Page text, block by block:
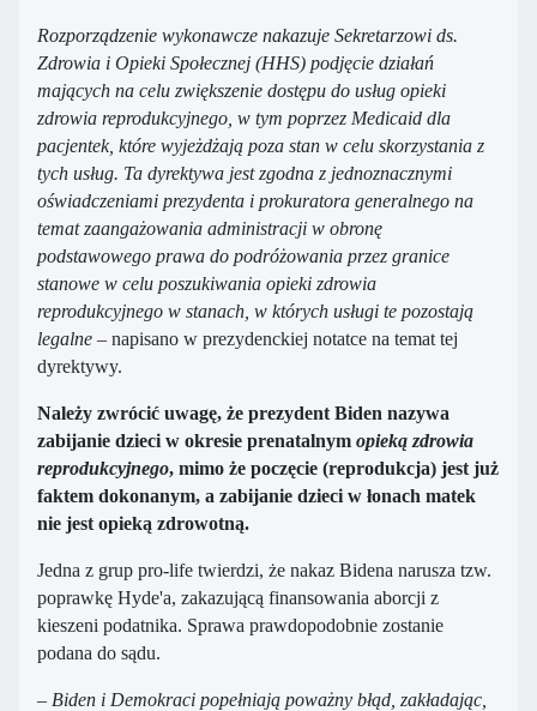
Rozporządzenie wykonawcze nakazuje Sekretarzowi ds.
Zdrowia i Opieki Społecznej (HHS) podjęcie działań
mających na celu zwiększenie dostępu do usług opieki
zdrowia reprodukcyjnego, w tym poprzez Medicaid dla
pacjentek, które wyjeżdżają poza stan w celu skorzystania z
tych usług. Ta dyrektywa jest zgodna z jednoznacznymi
oświadczeniami prezydenta i prokuratora generalnego na
temat zaangażowania administracji w obronę
podstawowego prawa do podróżowania przez granice
stanowe w celu poszukiwania opieki zdrowia
reprodukcyjnego w stanach, w których usługi te pozostają
legalne – napisano w prezydenckiej notatce na temat tej
dyrektywy.
Należy zwrócić uwagę, że prezydent Biden nazywa
zabijanie dzieci w okresie prenatalnym opieką zdrowia
reprodukcyjnego, mimo że poczęcie (reprodukcja) jest już
faktem dokonanym, a zabijanie dzieci w łonach matek
nie jest opieką zdrowotną.
Jedna z grup pro-life twierdzi, że nakaz Bidena narusza tzw.
poprawkę Hyde'a, zakazującą finansowania aborcji z
kieszeni podatnika. Sprawa prawdopodobnie zostanie
podana do sądu.
– Biden i Demokraci popełniają poważny błąd, zakładając,